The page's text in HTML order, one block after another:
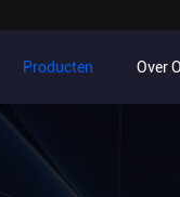
Producten Over